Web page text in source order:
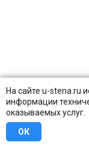
На сайте u-stena.ru
информации
оказываемых услуг.
ОК